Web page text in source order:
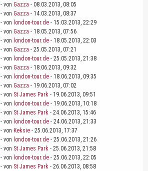
- von Gazza - 08.03.2013, 08:05
- von Gazza - 14.03.2013, 08:37
- von london-tour.de - 15.03.2013, 22:29
- von Gazza - 18.05.2013, 07:56
- von london-tour.de - 18.05.2013, 22:03
- von Gazza - 25.05.2013, 07:21
- von london-tour.de - 25.05.2013, 21:38
- von Gazza - 18.06.2013, 09:32
- von london-tour.de - 18.06.2013, 09:35
- von Gazza - 19.06.2013, 07:02
- von St James Park - 19.06.2013, 09:51
- von london-tour.de - 19.06.2013, 10:18
- von St James Park - 24.06.2013, 15:46
- von london-tour.de - 24.06.2013, 21:33
- von Keksie - 25.06.2013, 17:37
- von london-tour.de - 25.06.2013, 21:26
- von St James Park - 25.06.2013, 21:58
- von london-tour.de - 25.06.2013, 22:05
- von St James Park - 26.06.2013, 08:58